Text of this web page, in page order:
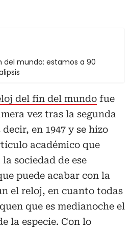
del mundo: estamos a 90
del fin del mundo fue
vez tras la segunda
en 1947 y se hizo
académico que
sociedad de ese
puede acabar con la
el reloj, en cuanto todas
que es medianoche el
la especie. Con lo